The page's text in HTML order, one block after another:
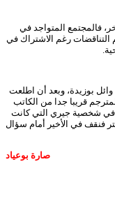
فالمجتمع المتواجد في
التناقضات رغم الاشتراك في
بوزيدة، وبعد أن اطلعت
قريبا جدا من الكاتب
في شخصية جيري التي كانت
فنقف في الأخير أمام سؤال
صارة بوعياد